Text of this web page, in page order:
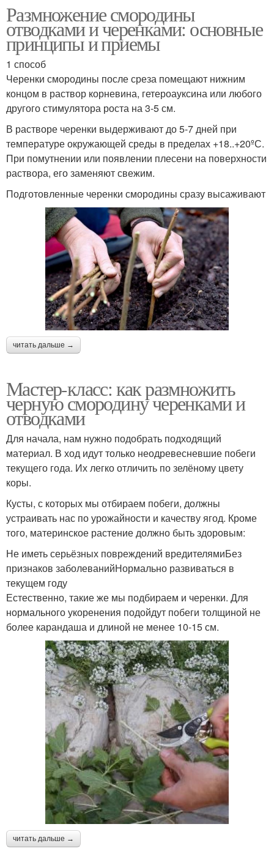
Размножение смородины
отводками и черенками: основные
принципы и приемы
1 способ
Черенки смородины после среза помещают нижним
концом в раствор корневина, гетероауксина или любого
другого стимулятора роста на 3-5 см.
В растворе черенки выдерживают до 5-7 дней при
температуре окружающей среды в пределах +18..+20ºС.
При помутнении или появлении плесени на поверхности
раствора, его заменяют свежим.
Подготовленные черенки смородины сразу высаживают
читать дальше →
Мастер-класс: как размножить
черную смородину черенками и
отводками
Для начала, нам нужно подобрать подходящий
материал. В ход идут только неодревесневшие побеги
текущего года. Их легко отличить по зелёному цвету
коры.
Кусты, с которых мы отбираем побеги, должны
устраивать нас по урожайности и качеству ягод. Кроме
того, материнское растение должно быть здоровым:
Не иметь серьёзных повреждений вредителямиБез
признаков заболеванийНормально развиваться в
текущем году
Естественно, такие же мы подбираем и черенки. Для
нормального укоренения подойдут побеги толщиной не
более карандаша и длиной не менее 10-15 см.
читать дальше →